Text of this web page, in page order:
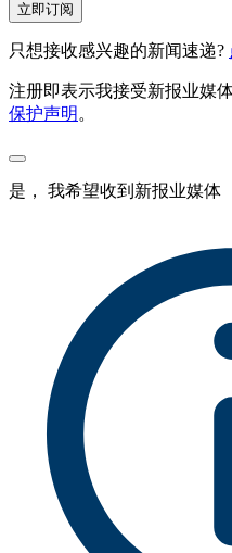
立即订阅
只想接收感兴趣的新闻速递?
注册即表示我接受新报业媒
保护声明。
是， 我希望收到新报业媒体